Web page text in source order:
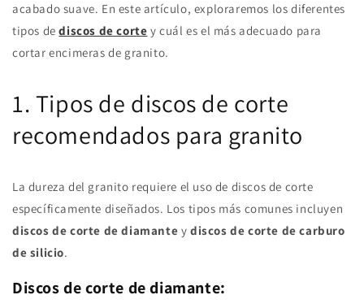
acabado suave. En este artículo, exploraremos los diferentes
tipos de discos de corte y cuál es el más adecuado para
cortar encimeras de granito.
1. Tipos de discos de corte
recomendados para granito
La dureza del granito requiere el uso de discos de corte
específicamente diseñados. Los tipos más comunes incluyen
discos de corte de diamante ydiscos de corte de carburo
de silicio.
Discos de corte de diamante: